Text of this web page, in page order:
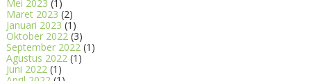
Mei 2023 (1)
Maret 2023 (2)
Januari 2023 (1)
Oktober 2022(3)
September 2022(1)
Agustus 2022(1)
Juni 2022(1)